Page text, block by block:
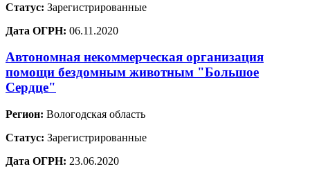
Статус: Зарегистрированные
Дата ОГРН: 06.11.2020
Автономная некоммерческая организация
помощи бездомным животным "Большое
Сердце"
Регион: Вологодская область
Статус: Зарегистрированные
Дата ОГРН: 23.06.2020